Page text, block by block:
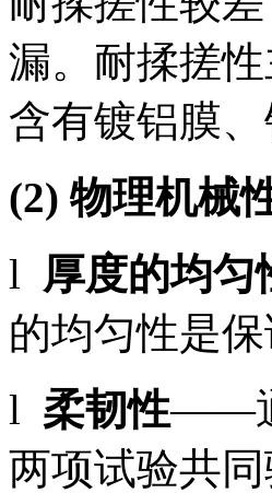
漏。耐揉搓
含有镀铝膜
(2) 物理机械
l 厚度的均匀
的均匀性是
l 柔韧性——
两项试验共